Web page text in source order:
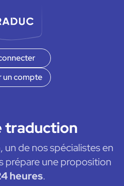
un compte
traduction
de nos spécialistes en
prépare une proposition
heures.